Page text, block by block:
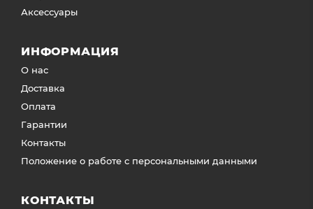
Аксессуары
ИНФОРМАЦИЯ
О нас
Доставка
Оплата
Гарантии
Контакты
Положение о работе с персональными данными
КОНТАКТЫ